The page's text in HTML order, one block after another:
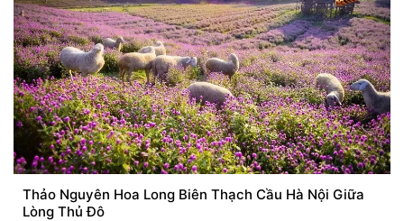
Thảo Nguyên Hoa Long Biên Thạch Cầu Hà Nội Giữa
Lòng Thủ Đô